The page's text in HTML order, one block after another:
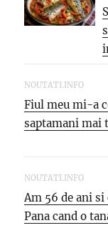
NOUTATI.INFO
Fiul meu mi-a
saptamani mai
NOUTATI.INFO
Am 56 de ani
Pana cand o